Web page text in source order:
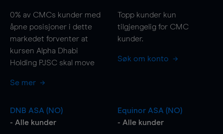
0% av CMCs kunder med
åpne posisjoner i dette
markedet forventer at
kursen Alpha Dhabi
Holding PJSC skal move
Se mer
Topp kunder kun
tilgjengelig for CMC
kunder.
Søk om konto
DNB ASA (NO)
- Alle kunder
Equinor ASA (NO)
- Alle kunder